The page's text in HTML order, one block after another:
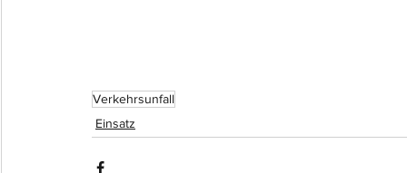
Verkehrsunfall
Einsatz